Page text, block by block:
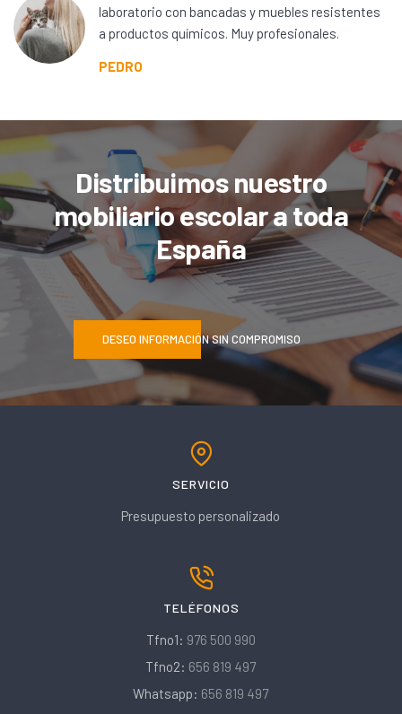
laboratorio con bancadas y muebles resistentes
a productos químicos. Muy profesionales.
PEDRO
Distribuimos nuestro
mobiliario escolar a toda
España
DESEO INFORMACIÓN SIN COMPROMISO
SERVICIO
Presupuesto personalizado
TELÉFONOS
Tfno1: 976 500 990
Tfno2: 656 819 497
Whatsapp: 656 819 497